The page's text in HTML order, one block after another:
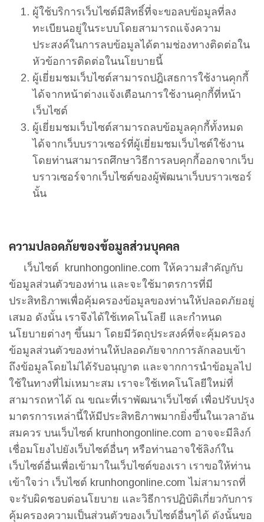
ผู้ใช้บริการเว็บไซต์มีสิทธิ์ที่จะขอลบข้อมูลที่ลง
ทะเบียนอยู่ในระบบโดยสามารถแจ้งความ
ประสงค์ในการลบข้อมูลได้ตามช่องทางติดต่อใน
หัวข้อการติดต่อในนโยบายนี้
ผู้เยี่ยมชมเว็บไซต์สามารถปฎิเสธการใช้งานคุกกี้
ได้จากหน้าต่างแจ้งเตือนการใช้งานคุกกี้ที่หน้า
เว็บไซต์
ผู้เยี่ยมชมเว็บไซต์สามารถลบข้อมูลคุกกี้ทั้งหมด
ได้จากเว็บบราวเซอร์ที่ผู้เยี่ยมชมเว็บไซต์ใช้งาน
โดยท่านสามารถศึกษาวิธีการลบคุกกี้ออกจากเว็บ
บราวเซอร์จากเว็บไซต์ของผู้พัฒนาเว็บบราวเซอร์
นั้น
ความปลอดภัยของข้อมูลส่วนบุคคล
เว็บไซต์ krunhongonline.com ให้ความสำคัญกับ
ข้อมูลส่วนตัวของท่าน และจะใช้มาตรการที่มี
ประสิทธิภาพเพื่อคุ้มครองข้อมูลของท่านให้ปลอดภัยอยู่
เสมอ ดังนั้น เราจึงได้ใช้เทคโนโลยี และกำหนด
นโยบายต่างๆ ขึ้นมา โดยมีวัตถุประสงค์ที่จะคุ้มครอง
ข้อมูลส่วนตัวของท่านให้ปลอดภัยจากการลักลอบเข้า
ถึงข้อมูลโดยไม่ได้รับอนุญาต และจากการนำข้อมูลไป
ใช้ในทางที่ไม่เหมาะสม เราจะใช้เทคโนโลยีใหม่ที่
สามารถหาได้ ณ ขณะที่เราพัฒนาเว็บไซต์ เพื่อปรับปรุง
มาตรการเหล่านี้ให้มีประสิทธิภาพมากยิ่งขึ้นในเวลาอัน
สมควร บนเว็บไซต์ krunhongonline.com อาจจะมีลิงก์
เชื่อมโยงไปยังเว็บไซต์อื่นๆ หรือท่านอาจใช้ลิงก์ใน
เว็บไซต์อื่นเพื่อเข้ามาในเว็บไซต์ของเรา เราขอให้ท่าน
เข้าใจว่า เว็บไซต์ krunhongonline.com ไม่สามารถที่
จะรับผิดชอบต่อนโยบาย และวิธีการปฏิบัติเกี่ยวกับการ
คุ้มครองความเป็นส่วนตัวของเว็บไซต์อื่นๆได้ ดังนั้นขอ